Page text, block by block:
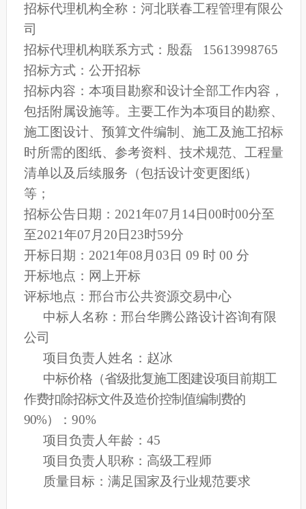
招标代理机构全称： 河北联春工程管理有限公
司
招标代理机构联系方式： 殷磊15613998765
招标方式：公开招标
招标内容： 本项目勘察和设计全部工作内容，
包括附属设施等。主要工作为本项目的勘察、
施工图设计、预算文件编制、施工及施工招标
时所需的图纸、参考资料、技术规范、工程量
清单以及后续服务（包括设计变更图纸）
等；
招标公告日期：2021年07月14日00时00分至
至2021年07月20日23时59分
开标日期： 2021年08月03日 09 时 00 分
开标地点：网上开标
评标地点： 邢台市公共资源交易中心
中标人名称：邢台华腾公路设计咨询有限
公司
项目负责人姓名：赵冰
中标价格（省级批复施工图建设项目前期工
作费扣除招标文件及造价控制值编制费的
90%）
：90%
项目负责人年龄：45
项目负责人职称：高级工程师
质量目标：满足国家及行业规范要求